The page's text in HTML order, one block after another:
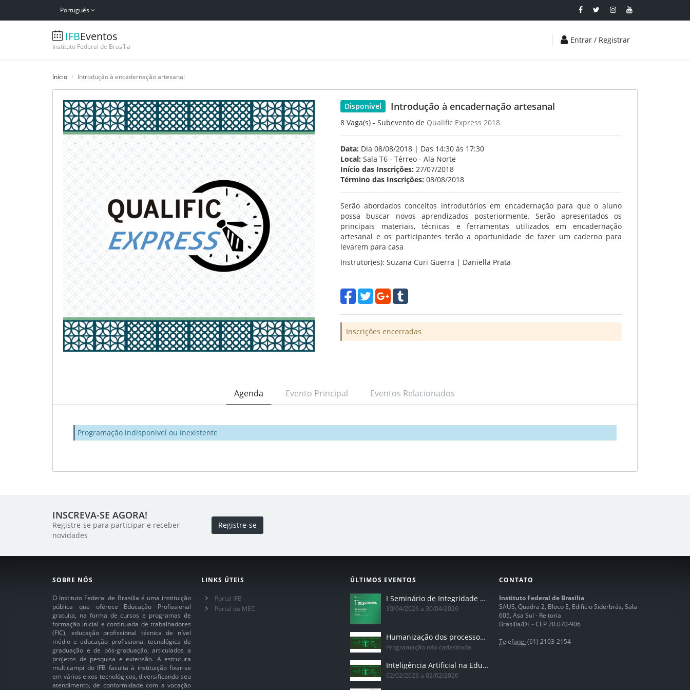
Português
IFBEventos
Instituto Federal de Brasília
Entrar / Registrar
Início Introdução à encadernação artesanal
Disponível Introdução à encadernação artesanal
8 Vaga(s) - Subevento de Qualific Express 2018
Data: Dia 08/08/2018 | Das 14:30 às 17:30
Local: Sala T6 - Térreo - Ala Norte
Início das Inscrições: 27/07/2018
Término das Inscrições: 08/08/2018
Serão abordados conceitos introdutórios em encadernação para que o aluno
possa buscar novos aprendizados posteriormente. Serão apresentados os
principais materiais, técnicas e ferramentas utilizados em encadernação
artesanal e os participantes terão a oportunidade de fazer um caderno para
levarem para casa
Instrutor(es): Suzana Curi Guerra | Daniella Prata
Inscrições encerradas
Agenda Evento Principal Eventos Relacionados
Programação indisponível ou inexistente
INSCREVA-SE AGORA!
Registre-se para participar e receber
novidades
Registre-se
SOBRE NÓS
O Instituto Federal de Brasília é uma instituição
pública que oferece Educação Profissional
gratuita, na forma de cursos e programas de
formação inicial e continuada de trabalhadores
(FIC), educação profissional técnica de nível
médio e educação profissional tecnológica de
graduação e de pós-graduação, articulados a
projetos de pesquisa e extensão. A estrutura
multicampi do IFB faculta à instituição fixar-se
em vários eixos tecnológicos, diversificando seu
atendimento, de conformidade com a vocação
LINKS ÚTEIS
Portal IFB
Portal do MEC
ÚLTIMOS EVENTOS
I Seminário de Integridade do IFB
30/04/2026 a 30/04/2026
Humanização dos processos de trabalhos em tempos de IA
Programação não cadastrada
Inteligência Artificial na Educação Profissional e Tecnológica: potencialidades, desafios e desenvolvimento docente
02/02/2026 a 02/02/2026
CONTATO
Instituto Federal de Brasília
SAUS, Quadra 2, Bloco E, Edifício Siderbrás, Sala
605, Asa Sul - Reitoria
Brasília/DF - CEP 70.070-906
Telefone: (61) 2103-2154